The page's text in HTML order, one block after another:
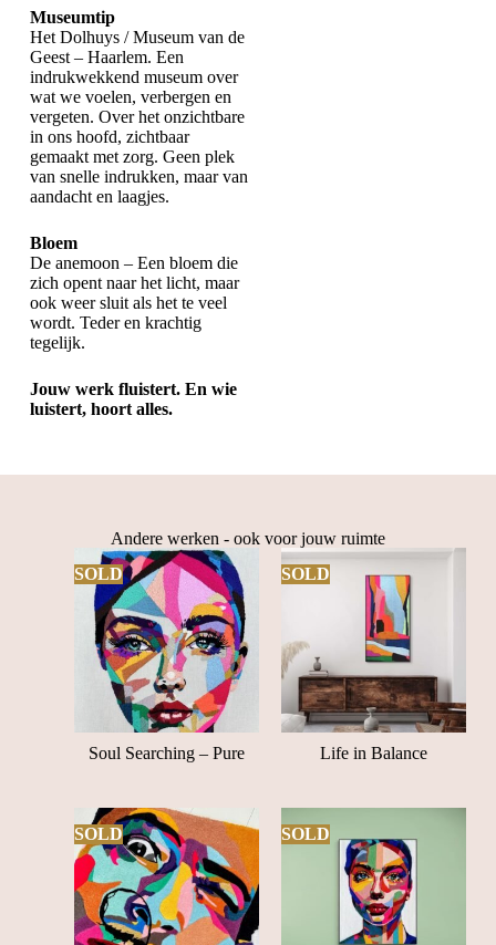
Museumtip
Het Dolhuys / Museum van de
Geest – Haarlem. Een
indrukwekkend museum over
wat we voelen, verbergen en
vergeten. Over het onzichtbare
in ons hoofd, zichtbaar
gemaakt met zorg. Geen plek
van snelle indrukken, maar van
aandacht en laagjes.
Bloem
De anemoon – Een bloem die
zich opent naar het licht, maar
ook weer sluit als het te veel
wordt. Teder en krachtig
tegelijk.
Jouw werk fluistert. En wie
luistert, hoort alles.
Andere werken - ook voor jouw ruimte
SOLD
Soul Searching – Pure
SOLD
Life in Balance
SOLD SOLD